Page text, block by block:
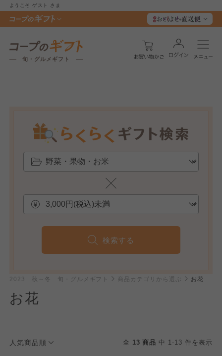
ようこそ ゲスト さま
旬・グルメギフト
検索する
2023 秋～冬 旬・グルメギフト 商品カテゴリから選ぶ お花
お花
人気商品順 全 13 商品 中 1-13 件を表示